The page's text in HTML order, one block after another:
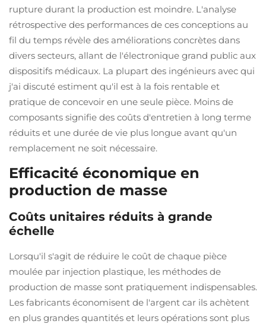
rupture durant la production est moindre. L'analyse
rétrospective des performances de ces conceptions au
fil du temps révèle des améliorations concrètes dans
divers secteurs, allant de l'électronique grand public aux
dispositifs médicaux. La plupart des ingénieurs avec qui
j'ai discuté estiment qu'il est à la fois rentable et
pratique de concevoir en une seule pièce. Moins de
composants signifie des coûts d'entretien à long terme
réduits et une durée de vie plus longue avant qu'un
remplacement ne soit nécessaire.
Efficacité économique en
production de masse
Coûts unitaires réduits à grande
échelle
Lorsqu'il s'agit de réduire le coût de chaque pièce
moulée par injection plastique, les méthodes de
production de masse sont pratiquement indispensables.
Les fabricants économisent de l'argent car ils achètent
en plus grandes quantités et leurs opérations sont plus